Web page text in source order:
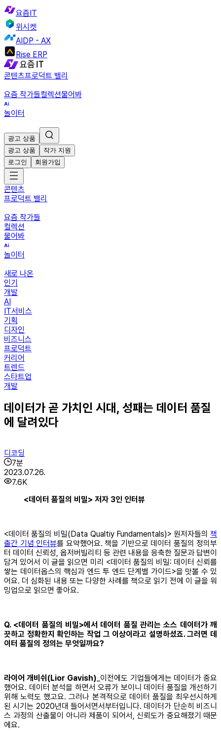
요즘IT
위시켓
AIDP - AX
Rise ERP
콘텐츠프로덕트 밸리
요즘 작가들컬렉션물어봐
놀이터
광고 상품
광고 상품
작가 지원
로그인
회원가입
콘텐츠
프로덕트 밸리
요즘 작가들
컬렉션
물어봐
놀이터
새로 나온
인기
개발
AI
IT서비스
기획
디자인
비즈니스
프로덕트
커리어
트렌드
스타트업
개발
데이터가 곧 가치인 시대, 성패는 데이터 품질
에 달려있다
디코딩
7분
2023.07.26.
7.6K
<데이터 품질의 비밀> 저자 3인 인터뷰
<데이터 품질의 비밀(Data Qualtiy Fundamentals)> 원저자들의 책
출간 기념 인터뷰를 요약했어요. 책을 기반으로 데이터 품질의 정의부
터 데이터 신뢰성, 옵저버빌리티 등 관련 내용을 응축한 질문과 답변이
담겨 있어서 이 글을 읽으면 미리 <데이터 품질의 비밀: 데이터 신뢰를
쌓는 데이터옵스의 핵심과 엔드 투 엔드 단계별 가이드>을 맛볼 수 있
어요. 더 심화된 내용 또는 다양한 사례를 책으로 읽기 전에 이 글을 워
밍업으로 읽으면 좋아요.
Q. <데이터 품질의 비밀>에서 데이터 품질 관리는 소스 데이터가 깨
끗하고 정확한지 확인하는 작업 그 이상이라고 설명하셨죠. 그러면 데
이터 품질의 정의는 무엇일까요?
라이어 개비쉬(Lior Gavish) _이전에도 기업들에게는 데이터가 중요
했어요. 데이터 분석을 하면서 오류가 보이니 데이터 품질을 개선하기
위해 노력도 했고요. 그러나 본격적으로 데이터 품질을 최우선시하게
된 시기는 2020년대 들어서면서부터입니다. 데이터가 단순히 비즈니
스 과정의 산출물이 아니라 제품이 되어서, 신뢰도가 중요해졌기 때문
에요.